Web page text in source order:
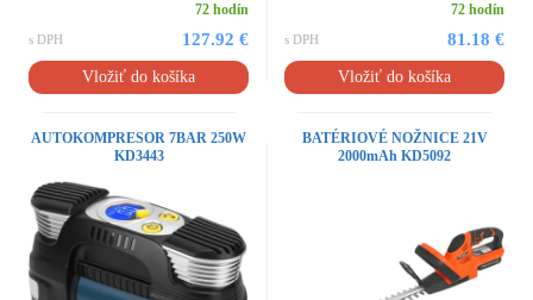
72 hodín
s DPH 127.92 €
Vložiť do košíka
72 hodín
s DPH 81.18 €
Vložiť do košíka
AUTOKOMPRESOR 7BAR 250W
KD3443
BATÉRIOVÉ NOŽNICE 21V
2000mAh KD5092